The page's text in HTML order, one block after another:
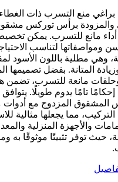
منع التسرب ذات الغطاء
والمزودة برأس توركس
مانع للتسرب. يمكن
ومواصفاتها لتناسب
وهي مطلية باللون الأسود
المتانة. بفضل تصميمها
مانعة للتسرب، تضمن
إحكامًا تامًا يدوم طويلًا.
المشقوق المزدوج مع أدوات
مما يجعلها مثالية
والأجهزة المنزلية
حيث توفر تثبيتًا موثوقًا به